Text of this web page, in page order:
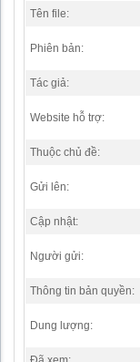
Tên file:
Phiên bản:
Tác giả:
Website hỗ trợ:
Thuộc chủ đề:
Gửi lên:
Cập nhật:
Người gửi:
Thông tin bản quyền:
Dung lượng: